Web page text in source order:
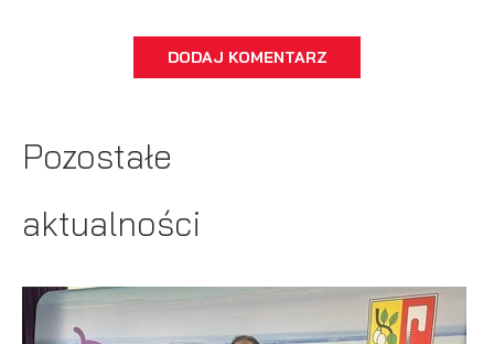
DODAJ KOMENTARZ
Pozostałe
aktualności